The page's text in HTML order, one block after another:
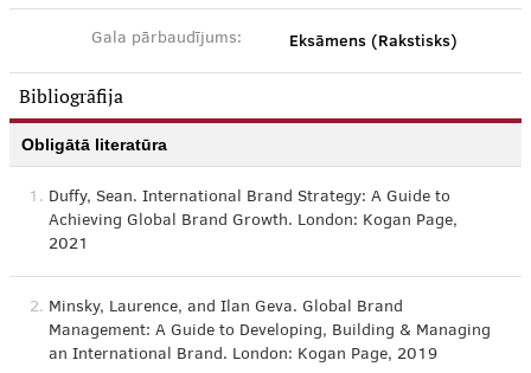
Gala pārbaudījums: Eksāmens (Rakstisks)
Bibliogrāfija
Obligātā literatūra
1. Duffy, Sean. International Brand Strategy: A Guide to
Achieving Global Brand Growth. London: Kogan Page,
2021
2. Minsky, Laurence, and Ilan Geva. Global Brand
Management: A Guide to Developing, Building & Managing
an International Brand. London: Kogan Page, 2019